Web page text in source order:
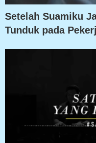
Setelah Suamiku
Tunduk pada